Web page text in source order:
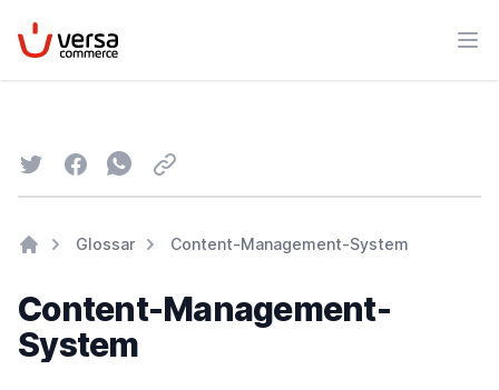
VersaCommerce
TwitterFacebookWhatsapp
Email
Glossar Content-Management-System
Content-Management-
System